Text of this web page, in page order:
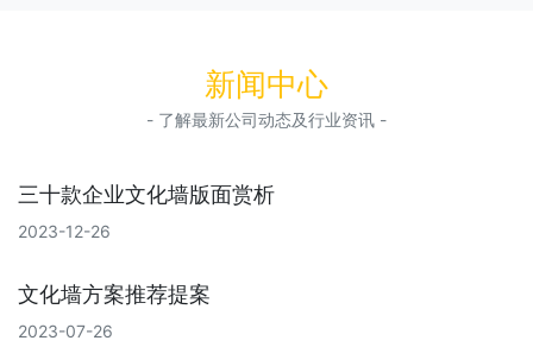
新闻中心
- 了解最新公司动态及行业资讯 -
三十款企业文化墙版面赏析
2023-12-26
文化墙方案推荐提案
2023-07-26